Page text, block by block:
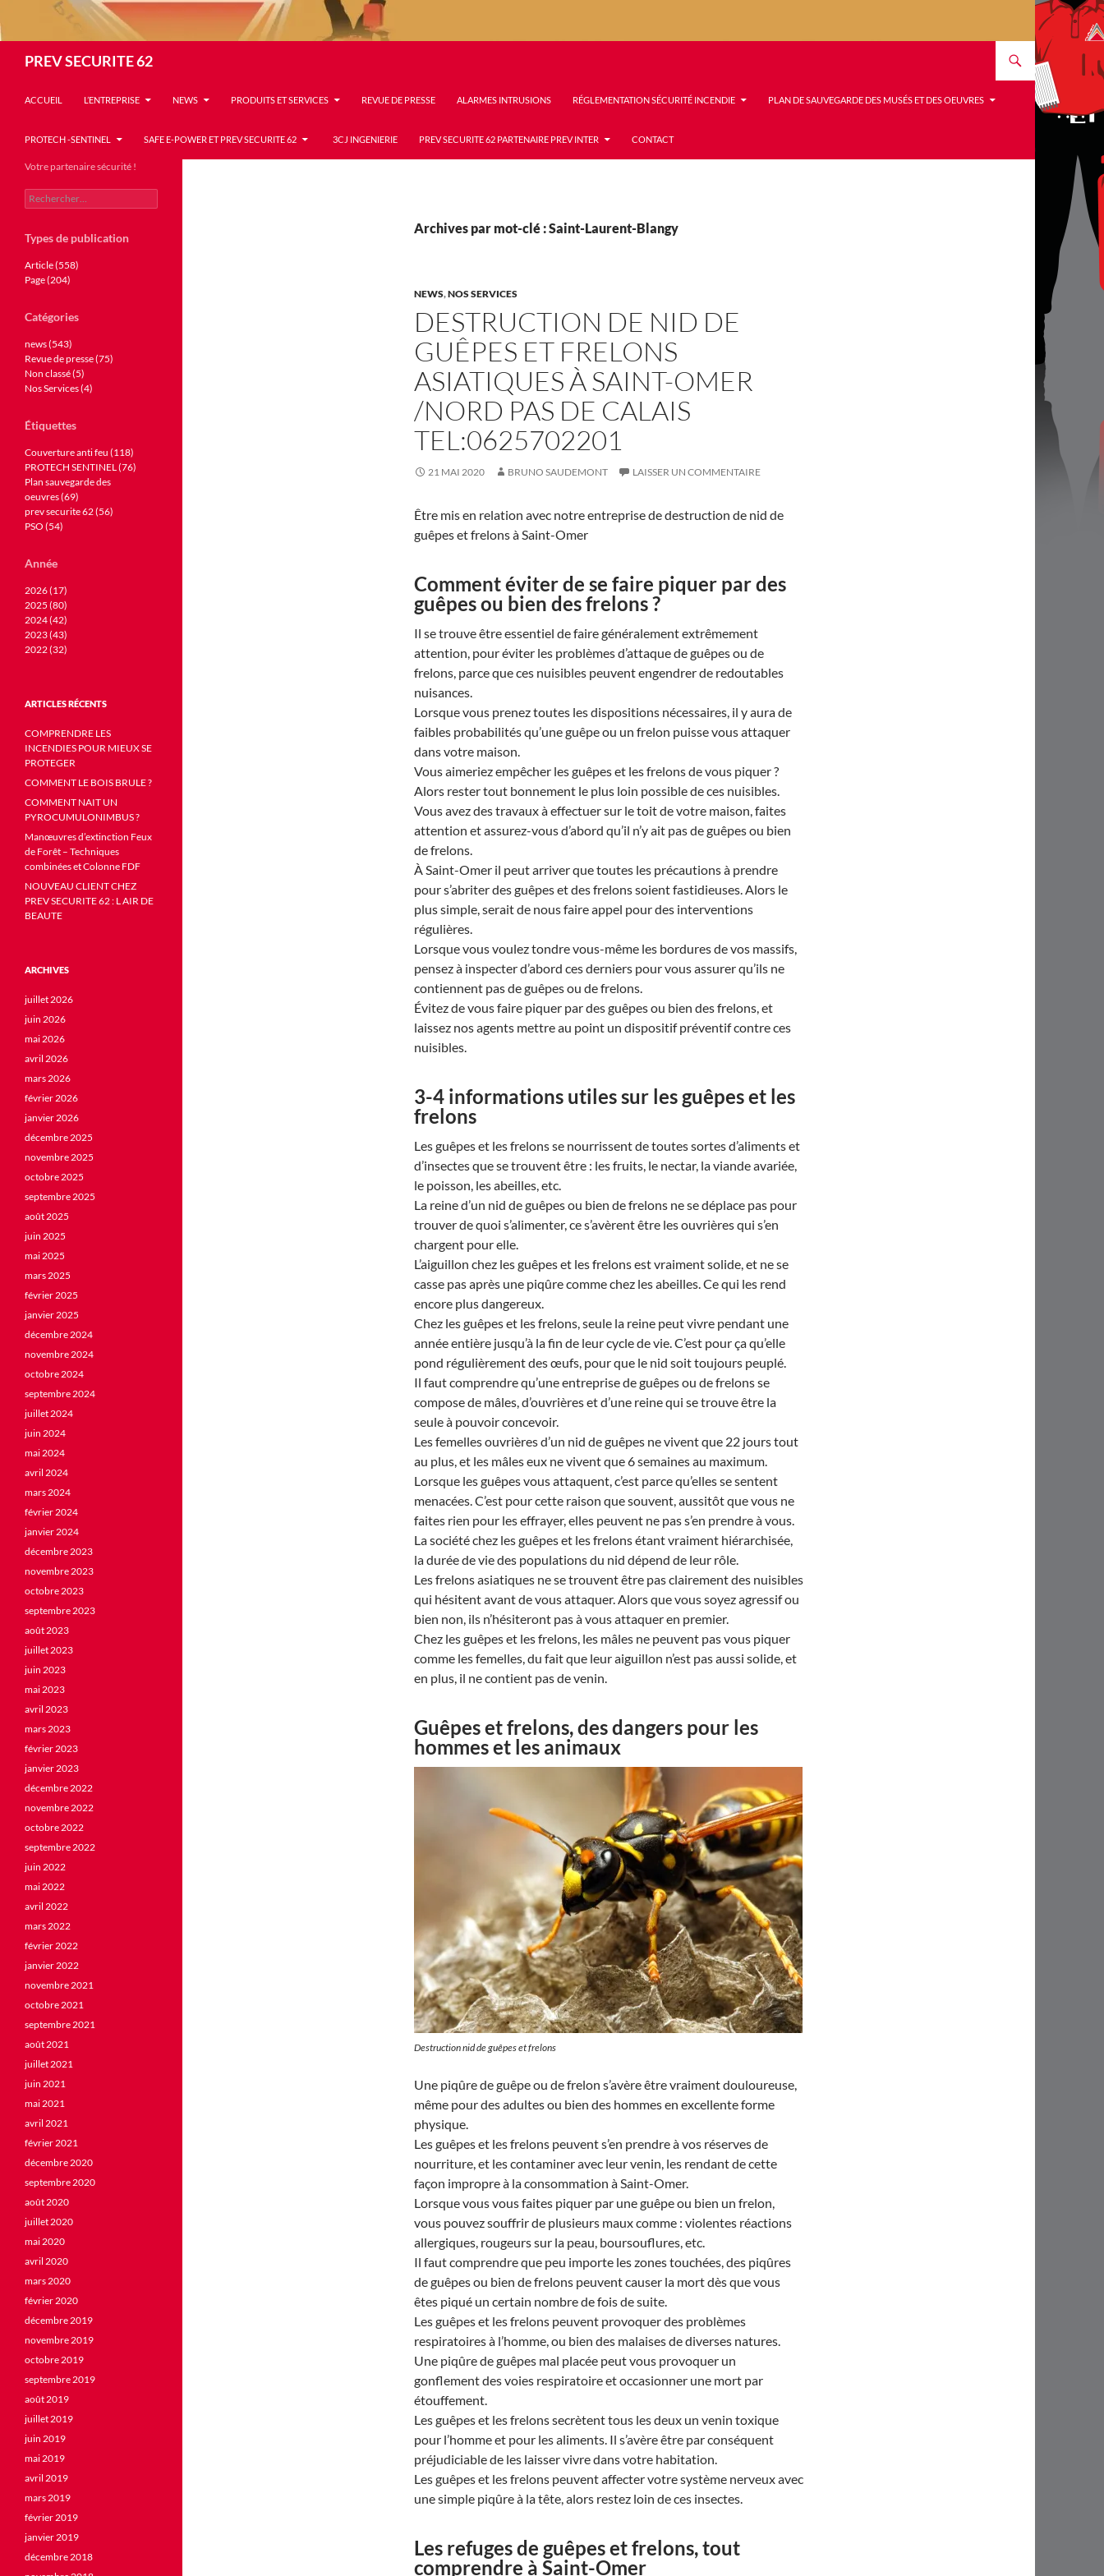
PREV SECURITE 62
ACCUEIL L’ENTREPRISE NEWS PRODUITS ET SERVICES REVUE DE PRESSE ALARMES INTRUSIONS RÉGLEMENTATION SÉCURITÉ INCENDIE PLAN DE SAUVEGARDE DES MUSÉS ET DES OEUVRES
PROTECH -SENTINEL SAFE E-POWER ET PREV SECURITE 62 3CJ INGENIERIE PREV SECURITE 62 PARTENAIRE PREV INTER CONTACT
Archives par mot-clé : Saint-Laurent-Blangy
NEWS,NOS SERVICES
DESTRUCTION DE NID DE
GUÊPES ET FRELONS
ASIATIQUES À SAINT-OMER
/NORD PAS DE CALAIS
TEL:0625702201
21 MAI 2020 BRUNO SAUDEMONT LAISSER UN COMMENTAIRE
Être mis en relation avec notre entreprise de destruction de nid de
guêpes et frelons à Saint-Omer
Comment éviter de se faire piquer par des
guêpes ou bien des frelons ?
Il se trouve être essentiel de faire généralement extrêmement
attention, pour éviter les problèmes d’attaque de guêpes ou de
frelons, parce que ces nuisibles peuvent engendrer de redoutables
nuisances.
Lorsque vous prenez toutes les dispositions nécessaires, il y aura de
faibles probabilités qu’une guêpe ou un frelon puisse vous attaquer
dans votre maison.
Vous aimeriez empêcher les guêpes et les frelons de vous piquer ?
Alors rester tout bonnement le plus loin possible de ces nuisibles.
Vous avez des travaux à effectuer sur le toit de votre maison, faites
attention et assurez-vous d’abord qu’il n’y ait pas de guêpes ou bien
de frelons.
À Saint-Omer il peut arriver que toutes les précautions à prendre
pour s’abriter des guêpes et des frelons soient fastidieuses. Alors le
plus simple, serait de nous faire appel pour des interventions
régulières.
Lorsque vous voulez tondre vous-même les bordures de vos massifs,
pensez à inspecter d’abord ces derniers pour vous assurer qu’ils ne
contiennent pas de guêpes ou de frelons.
Évitez de vous faire piquer par des guêpes ou bien des frelons, et
laissez nos agents mettre au point un dispositif préventif contre ces
nuisibles.
3-4 informations utiles sur les guêpes et les
frelons
Les guêpes et les frelons se nourrissent de toutes sortes d’aliments et
d’insectes que se trouvent être : les fruits, le nectar, la viande avariée,
le poisson, les abeilles, etc.
La reine d’un nid de guêpes ou bien de frelons ne se déplace pas pour
trouver de quoi s’alimenter, ce s’avèrent être les ouvrières qui s’en
chargent pour elle.
L’aiguillon chez les guêpes et les frelons est vraiment solide, et ne se
casse pas après une piqûre comme chez les abeilles. Ce qui les rend
encore plus dangereux.
Chez les guêpes et les frelons, seule la reine peut vivre pendant une
année entière jusqu’à la fin de leur cycle de vie. C’est pour ça qu’elle
pond régulièrement des œufs, pour que le nid soit toujours peuplé.
Il faut comprendre qu’une entreprise de guêpes ou de frelons se
compose de mâles, d’ouvrières et d’une reine qui se trouve être la
seule à pouvoir concevoir.
Les femelles ouvrières d’un nid de guêpes ne vivent que 22 jours tout
au plus, et les mâles eux ne vivent que 6 semaines au maximum.
Lorsque les guêpes vous attaquent, c’est parce qu’elles se sentent
menacées. C’est pour cette raison que souvent, aussitôt que vous ne
faites rien pour les effrayer, elles peuvent ne pas s’en prendre à vous.
La société chez les guêpes et les frelons étant vraiment hiérarchisée,
la durée de vie des populations du nid dépend de leur rôle.
Les frelons asiatiques ne se trouvent être pas clairement des nuisibles
qui hésitent avant de vous attaquer. Alors que vous soyez agressif ou
bien non, ils n’hésiteront pas à vous attaquer en premier.
Chez les guêpes et les frelons, les mâles ne peuvent pas vous piquer
comme les femelles, du fait que leur aiguillon n’est pas aussi solide, et
en plus, il ne contient pas de venin.
Guêpes et frelons, des dangers pour les
hommes et les animaux
Destruction nid de guêpes et frelons
Une piqûre de guêpe ou de frelon s’avère être vraiment douloureuse,
même pour des adultes ou bien des hommes en excellente forme
physique.
Les guêpes et les frelons peuvent s’en prendre à vos réserves de
nourriture, et les contaminer avec leur venin, les rendant de cette
façon impropre à la consommation à Saint-Omer.
Lorsque vous vous faites piquer par une guêpe ou bien un frelon,
vous pouvez souffrir de plusieurs maux comme : violentes réactions
allergiques, rougeurs sur la peau, boursouflures, etc.
Il faut comprendre que peu importe les zones touchées, des piqûres
de guêpes ou bien de frelons peuvent causer la mort dès que vous
êtes piqué un certain nombre de fois de suite.
Les guêpes et les frelons peuvent provoquer des problèmes
respiratoires à l’homme, ou bien des malaises de diverses natures.
Une piqûre de guêpes mal placée peut vous provoquer un
gonflement des voies respiratoire et occasionner une mort par
étouffement.
Les guêpes et les frelons secrètent tous les deux un venin toxique
pour l’homme et pour les aliments. Il s’avère être par conséquent
préjudiciable de les laisser vivre dans votre habitation.
Les guêpes et les frelons peuvent affecter votre système nerveux avec
une simple piqûre à la tête, alors restez loin de ces insectes.
Les refuges de guêpes et frelons, tout
comprendre à Saint-Omer
Votre partenaire sécurité !
Rechercher :
Types de publication
Article (558)
Page (204)
Catégories
news (543)
Revue de presse (75)
Non classé (5)
Nos Services (4)
Étiquettes
Couverture anti feu (118)
PROTECH SENTINEL (76)
Plan sauvegarde des
oeuvres (69)
prev securite 62 (56)
PSO (54)
Année
2026 (17)
2025 (80)
2024 (42)
2023 (43)
2022 (32)
ARTICLES RÉCENTS
COMPRENDRE LES
INCENDIES POUR MIEUX SE
PROTEGER
COMMENT LE BOIS BRULE ?
COMMENT NAIT UN
PYROCUMULONIMBUS ?
Manœuvres d’extinction Feux
de Forêt – Techniques
combinées et Colonne FDF
NOUVEAU CLIENT CHEZ
PREV SECURITE 62 : L AIR DE
BEAUTE
ARCHIVES
juillet 2026
juin 2026
mai 2026
avril 2026
mars 2026
février 2026
janvier 2026
décembre 2025
novembre 2025
octobre 2025
septembre 2025
août 2025
juin 2025
mai 2025
mars 2025
février 2025
janvier 2025
décembre 2024
novembre 2024
octobre 2024
septembre 2024
juillet 2024
juin 2024
mai 2024
avril 2024
mars 2024
février 2024
janvier 2024
décembre 2023
novembre 2023
octobre 2023
septembre 2023
août 2023
juillet 2023
juin 2023
mai 2023
avril 2023
mars 2023
février 2023
janvier 2023
décembre 2022
novembre 2022
octobre 2022
septembre 2022
juin 2022
mai 2022
avril 2022
mars 2022
février 2022
janvier 2022
novembre 2021
octobre 2021
septembre 2021
août 2021
juillet 2021
juin 2021
mai 2021
avril 2021
février 2021
décembre 2020
septembre 2020
août 2020
juillet 2020
mai 2020
avril 2020
mars 2020
février 2020
décembre 2019
novembre 2019
octobre 2019
septembre 2019
août 2019
juillet 2019
juin 2019
mai 2019
avril 2019
mars 2019
février 2019
janvier 2019
décembre 2018